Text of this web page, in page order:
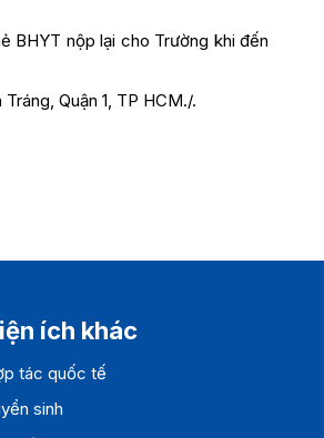
BHYT nộp lại cho Trường khi đến
Quận 1, TP HCM./.
ích khác
tác quốc tế
sinh